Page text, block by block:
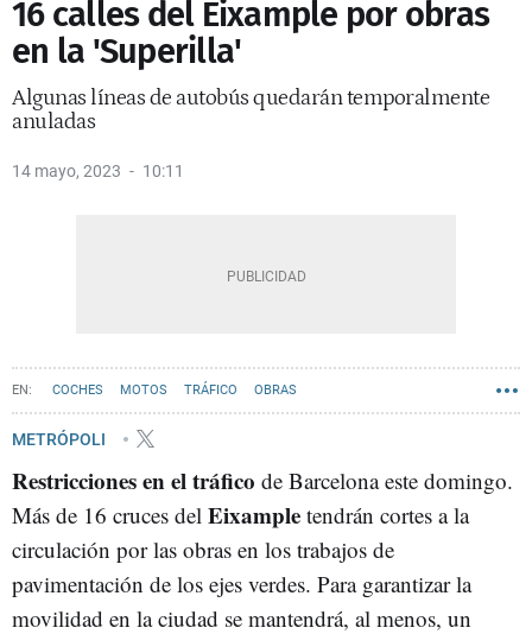
16 calles del Eixample por obras
en la 'Superilla'
Algunas líneas de autobús quedarán temporalmente
anuladas
14 mayo, 2023 10:11
COCHES MOTOS TRÁFICO OBRAS
METRÓPOLI
Restricciones en el tráfico de Barcelona este domingo.
Más de 16 cruces del Eixample tendrán cortes a la
circulación por las obras en los trabajos de
pavimentación de los ejes verdes. Para garantizar la
movilidad en la ciudad se mantendrá, al menos, un